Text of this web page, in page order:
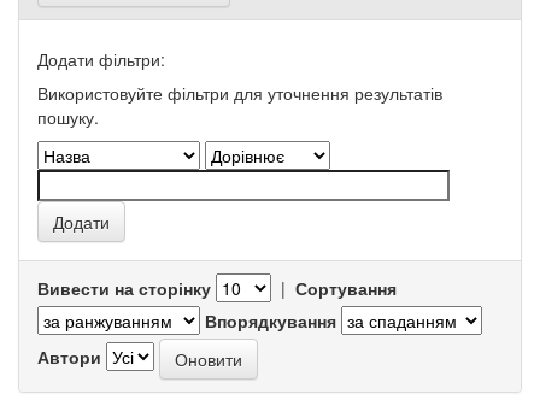
Додати фільтри:
Використовуйте фільтри для уточнення результатів
пошуку.
Вивести на сторінку | Сортування
Впорядкування
Автори